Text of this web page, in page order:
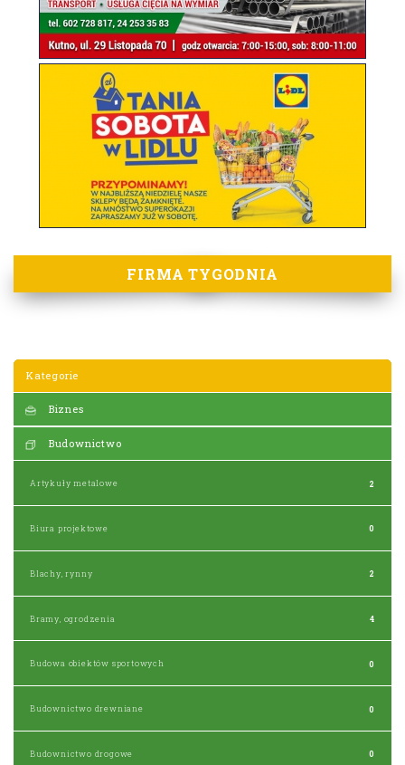
FIRMA TYGODNIA
Kategorie
Biznes
Budownictwo
Artykuły metalowe 2
Biura projektowe 0
Blachy, rynny 2
Bramy, ogrodzenia 4
Budowa obiektów sportowych 0
Budownictwo drewniane 0
Budownictwo drogowe 0